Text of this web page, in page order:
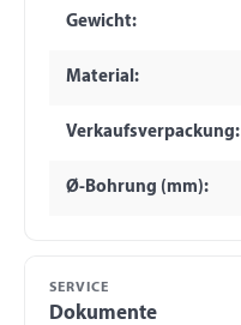
Gewicht:
Material:
Verkaufsverpackung:
Ø-Bohrung (mm):
SERVICE
Dokumente